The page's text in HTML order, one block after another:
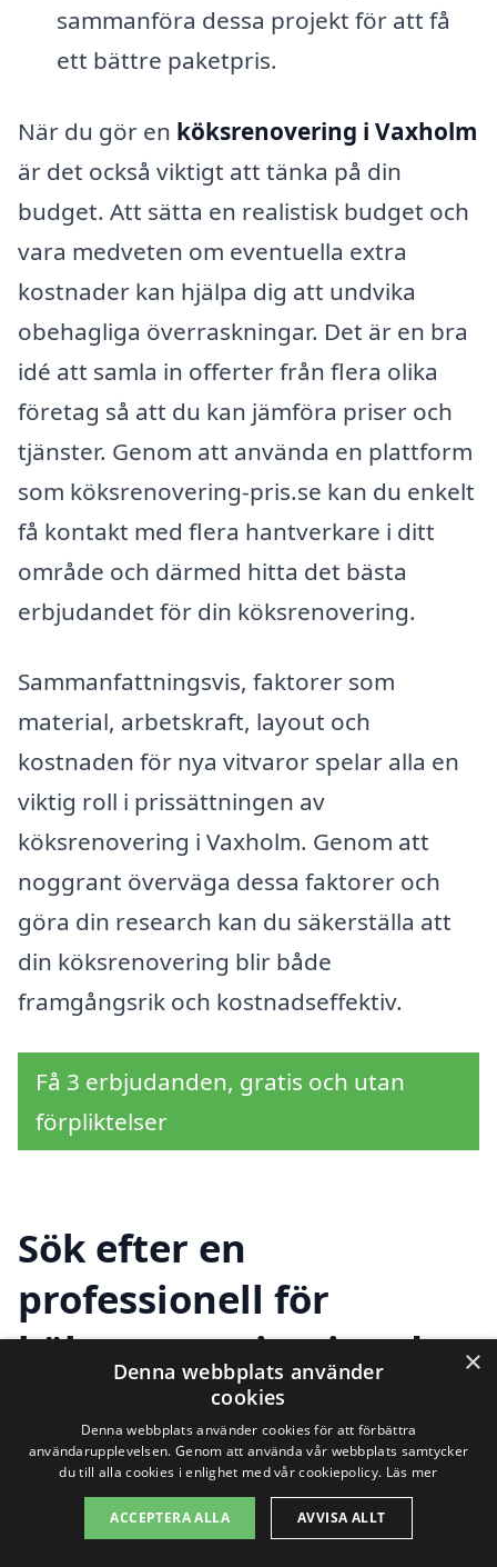
sammanföra dessa projekt för att få
ett bättre paketpris.
När du gör en köksrenovering i Vaxholm
är det också viktigt att tänka på din
budget. Att sätta en realistisk budget och
vara medveten om eventuella extra
kostnader kan hjälpa dig att undvika
obehagliga överraskningar. Det är en bra
idé att samla in offerter från flera olika
företag så att du kan jämföra priser och
tjänster. Genom att använda en plattform
som köksrenovering-pris.se kan du enkelt
få kontakt med flera hantverkare i ditt
område och därmed hitta det bästa
erbjudandet för din köksrenovering.
Sammanfattningsvis, faktorer som
material, arbetskraft, layout och
kostnaden för nya vitvaror spelar alla en
viktig roll i prissättningen av
köksrenovering i Vaxholm. Genom att
noggrant överväga dessa faktorer och
göra din research kan du säkerställa att
din köksrenovering blir både
framgångsrik och kostnadseffektiv.
Få 3 erbjudanden, gratis och utan
förpliktelser
Sök efter en
professionell för
köksrenovering i andra
städer nära Vaxholm
Att renovera köket är en spännande men
även komplex process. Oavsett om du
×
Denna webbplats använder
cookies
Denna webbplats använder cookies för att förbättra
användarupplevelsen. Genom att använda vår webbplats samtycker
du till alla cookies i enlighet med vår cookiepolicy. Läs mer
ACCEPTERA ALLA AVVISA ALLT